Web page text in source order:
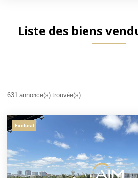
Les Agences
Notre Équipe
NOS
CONTACT
Liste des biens
631 annonce(s) trouvée(s)
Exclusif